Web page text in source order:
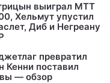
выиграл МТТ
Хельмут упустил
Диб и Негреану
превратил
Кенни поставил
— обзор